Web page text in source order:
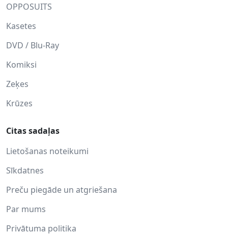
OPPOSUITS
Kasetes
DVD / Blu-Ray
Komiksi
Zeķes
Krūzes
Citas sadaļas
Lietošanas noteikumi
Sīkdatnes
Preču piegāde un atgriešana
Par mums
Privātuma politika